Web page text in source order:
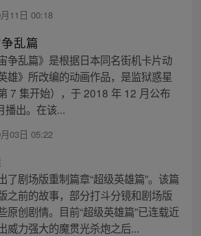
11日 00:18
乱篇
争乱篇》是根据日本同名街机卡片动
雄》所改编的动画作品，是监狱惑星
7 集开始），于 2018 年 12 月公布
播出。在该...
03日 05:22
了剧场版重制篇章“超级英雄篇”。该篇
之前的故事，部分打斗分镜和剧场版
原创剧情。目前“超级英雄篇”已连载近
威力强大的魔贯光杀炮之后...